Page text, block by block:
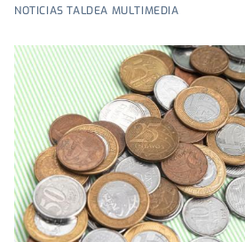
NOTICIAS TALDEA MULTIMEDIA